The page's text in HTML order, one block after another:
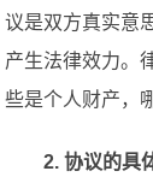
议是双方真实意
产生法律效力。
些是个人财产，
2. 协议的具